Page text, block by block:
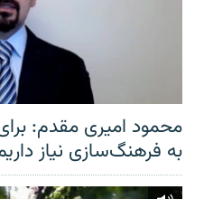
محمود امیری مقدم: برای
به فرهنگ‌سازی نیاز